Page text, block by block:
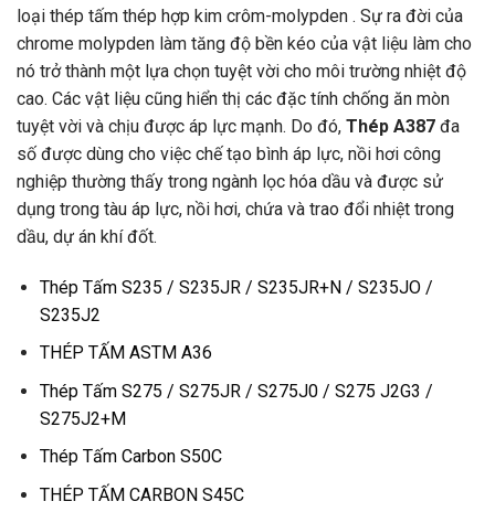
loại thép tấm thép hợp kim crôm-molypden . Sự ra đời của
chrome molypden làm tăng độ bền kéo của vật liệu làm cho
nó trở thành một lựa chọn tuyệt vời cho môi trường nhiệt độ
cao. Các vật liệu cũng hiển thị các đặc tính chống ăn mòn
tuyệt vời và chịu được áp lực mạnh. Do đó, Thép A387 đa
số được dùng cho việc chế tạo bình áp lực, nồi hơi công
nghiệp thường thấy trong ngành lọc hóa dầu và được sử
dụng trong tàu áp lực, nồi hơi, chứa và trao đổi nhiệt trong
dầu, dự án khí đốt.
Thép Tấm S235 / S235JR / S235JR+N / S235JO /
S235J2
THÉP TẤM ASTM A36
Thép Tấm S275 / S275JR / S275J0 / S275 J2G3 /
S275J2+M
Thép Tấm Carbon S50C
THÉP TẤM CARBON S45C